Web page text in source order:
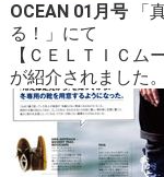
OCEAN 01月号
「
る！」にて
【 ＣＥＬＴＩＣム
が紹介されました。